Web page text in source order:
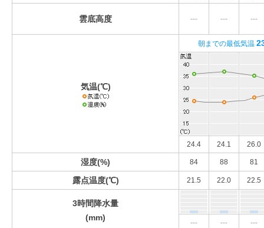
雲底高度 --- --- ---
気温(℃)
朝までの最低気温
24.4 24.1 26.0
湿度(%) 84 88 81
露点温度(℃) 21.5 22.0 22.5
3時間降水量
(mm)
--- --- ---